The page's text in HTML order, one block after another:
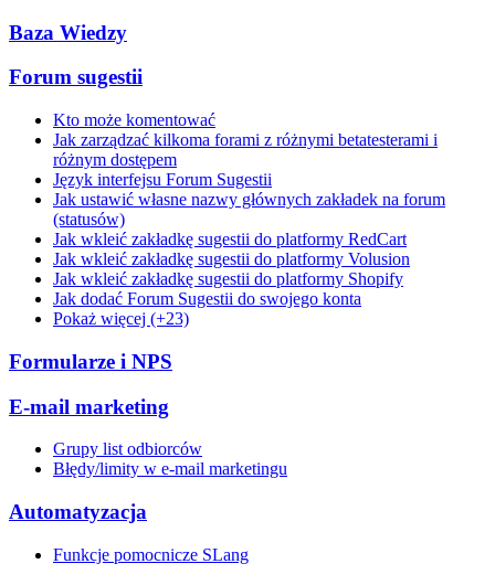
Baza Wiedzy
Forum sugestii
Kto może komentować
Jak zarządzać kilkoma forami z różnymi betatesterami i
różnym dostępem
Język interfejsu Forum Sugestii
Jak ustawić własne nazwy głównych zakładek na forum
(statusów)
Jak wkleić zakładkę sugestii do platformy RedCart
Jak wkleić zakładkę sugestii do platformy Volusion
Jak wkleić zakładkę sugestii do platformy Shopify
Jak dodać Forum Sugestii do swojego konta
Pokaż więcej (+23)
Formularze i NPS
E-mail marketing
Grupy list odbiorców
Błędy/limity w e-mail marketingu
Automatyzacja
Funkcje pomocnicze SLang